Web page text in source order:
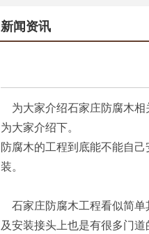
新闻资讯
为大家介绍石家庄防腐木相
为大家介绍下。
防腐木的工程到底能不能自
装。
石家庄防腐木工程看似简单
及安装接头上也是有很多门